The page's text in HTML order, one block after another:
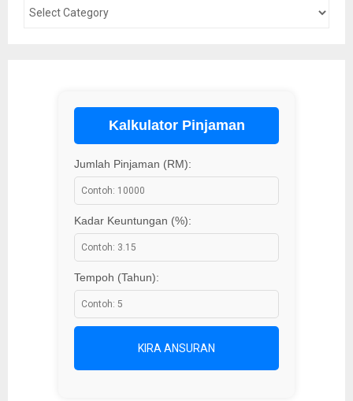
Kalkulator Pinjaman
Jumlah Pinjaman (RM):
Kadar Keuntungan (%):
Tempoh (Tahun):
KIRA ANSURAN